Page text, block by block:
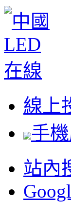
線上
手
站內